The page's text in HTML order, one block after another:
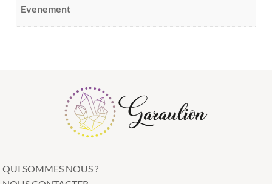
Evenement
QUI SOMMES NOUS ?